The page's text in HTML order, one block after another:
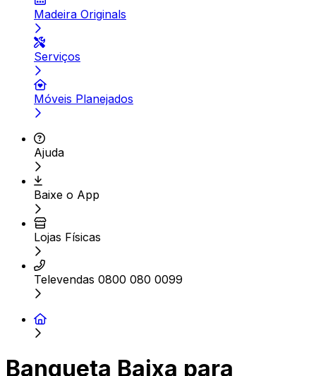
Madeira Originals
Serviços
Móveis Planejados
Ajuda
Baixe o App
Lojas Físicas
Televendas 0800 080 0099
Banqueta Baixa para